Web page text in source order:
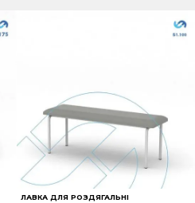
ЛАВКА ДЛЯ РОЗДЯГАЛЬНІ